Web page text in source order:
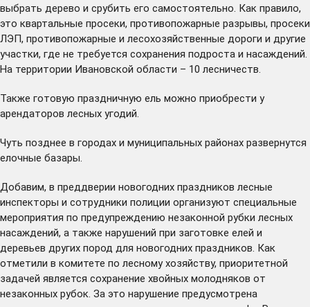
выбрать дерево и срубить его самостоятельно. Как правило,
это квартальные просеки, противопожарные разрывы, просеки
ЛЭП, противопожарные и лесохозяйственные дороги и другие
участки, где не требуется сохранения подроста и насаждений.
На территории Ивановской области – 10 лесничеств.
Также готовую праздничную ель можно приобрести у
арендаторов лесных угодий.
Чуть позднее в городах и муниципальных районах развернутся
елочные базары.
Добавим, в преддверии новогодних праздников лесные
инспекторы и сотрудники полиции организуют специальные
мероприятия по предупреждению незаконной рубки лесных
насаждений, а также нарушений при заготовке елей и
деревьев других пород для новогодних праздников. Как
отметили в комитете по лесному хозяйству, приоритетной
задачей является сохранение хвойных молодняков от
незаконных рубок. За это нарушение предусмотрена